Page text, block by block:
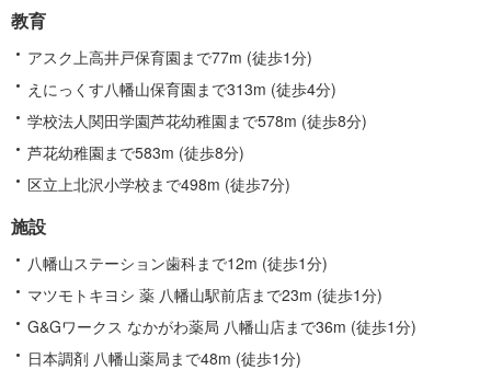
教育
アスク上高井戸保育園まで77m (徒歩1分)
えにっくす八幡山保育園まで313m (徒歩4分)
学校法人関田学園芦花幼稚園まで578m (徒歩8分)
芦花幼稚園まで583m (徒歩8分)
区立上北沢小学校まで498m (徒歩7分)
施設
八幡山ステーション歯科まで12m (徒歩1分)
マツモトキヨシ 薬 八幡山駅前店まで23m (徒歩1分)
G&Gワークス なかがわ薬局 八幡山店まで36m (徒歩1分)
日本調剤 八幡山薬局まで48m (徒歩1分)